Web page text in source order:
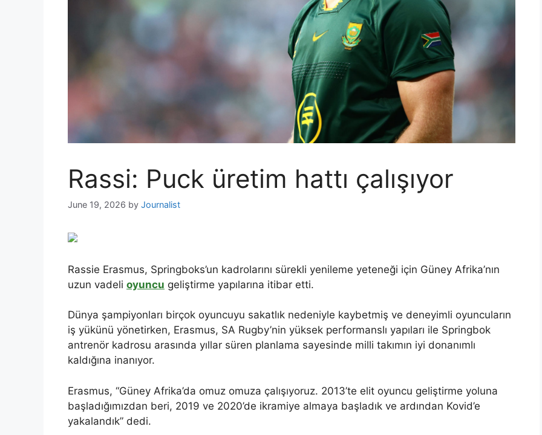
Rassi: Puck üretim hattı çalışıyor
June 19, 2026 by Journalist
Rassie Erasmus, Springboks’un kadrolarını sürekli yenileme yeteneği için Güney Afrika’nın
uzun vadeli oyuncu geliştirme yapılarına itibar etti.
Dünya şampiyonları birçok oyuncuyu sakatlık nedeniyle kaybetmiş ve deneyimli oyuncuların
iş yükünü yönetirken, Erasmus, SA Rugby’nin yüksek performanslı yapıları ile Springbok
antrenör kadrosu arasında yıllar süren planlama sayesinde milli takımın iyi donanımlı
kaldığına inanıyor.
Erasmus, “Güney Afrika’da omuz omuza çalışıyoruz. 2013’te elit oyuncu geliştirme yoluna
başladığımızdan beri, 2019 ve 2020’de ikramiye almaya başladık ve ardından Kovid’e
yakalandık” dedi.